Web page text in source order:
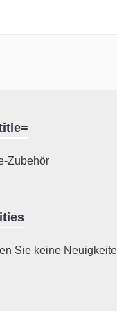
Zubehör
Sie keine